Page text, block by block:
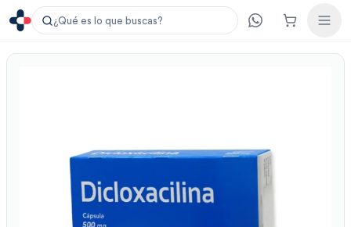
¿Qué es lo que buscas?